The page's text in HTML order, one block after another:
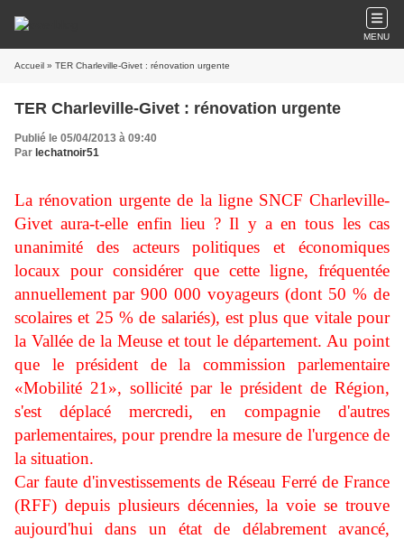
MENU
Accueil » TER Charleville-Givet : rénovation urgente
TER Charleville-Givet : rénovation urgente
Publié le 05/04/2013 à 09:40
Par lechatnoir51
La rénovation urgente de la ligne SNCF Charleville-
Givet aura-t-elle enfin lieu ? Il y a en tous les cas
unanimité des acteurs politiques et économiques
locaux pour considérer que cette ligne, fréquentée
annuellement par 900 000 voyageurs (dont 50 % de
scolaires et 25 % de salariés), est plus que vitale pour
la Vallée de la Meuse et tout le département. Au point
que le président de la commission parlementaire
«Mobilité 21», sollicité par le président de Région,
s'est déplacé mercredi, en compagnie d'autres
parlementaires, pour prendre la mesure de l'urgence de
la situation.
Car faute d'investissements de Réseau Ferré de France
(RFF) depuis plusieurs décennies, la voie se trouve
aujourd'hui dans un état de délabrement avancé,